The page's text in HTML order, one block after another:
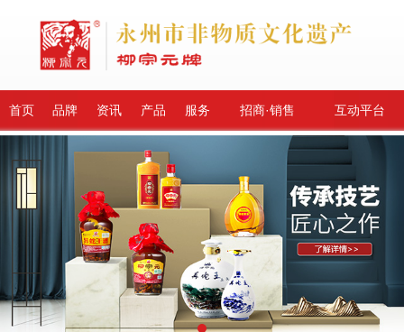
首页 品牌 资讯 产品 服务 招商·销售 互动平台